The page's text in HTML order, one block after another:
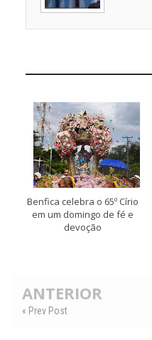
Benfica celebra o 65º Círio
em um domingo de fé e
devoção
ANTERIOR
« Prev Post